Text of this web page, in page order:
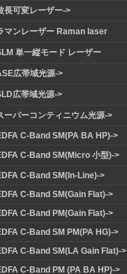
長可変レーザー->
マンレーザー Raman laser
単一縦モード レーザー
広帯域光源->
広帯域光源->
ーパーコンティニウム光源->
C-Band SM(PA BA HP)->
C-Band SM(Micro 小型)->
C-Band SM(In-Line)->
C-Band SM(Gain Flat)->
C-Band PM(Gain Flat)->
C-Band SM PM(PA HG)->
C-Band SM(LA Gain Flat)->
C-Band PM (PA BA HP)->